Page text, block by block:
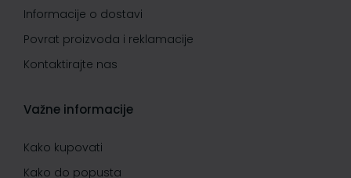
Informacije o dostavi
Povrat proizvoda i reklamacije
Kontaktirajte nas
Važne informacije
Kako kupovati
Kako do popusta